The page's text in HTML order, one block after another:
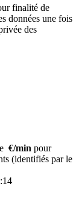
finalité de
données une fois
des
€/min pour
(identifiés par le